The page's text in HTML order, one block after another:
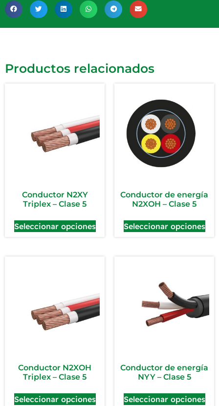
Productos relacionados
Conductor N2XY
Triplex – Clase 5
Seleccionar opciones
Conductor de energía
N2XOH – Clase 5
Seleccionar opciones
Conductor N2XOH
Triplex – Clase 5
Seleccionar opciones
Conductor de energía
NYY – Clase 5
Seleccionar opciones